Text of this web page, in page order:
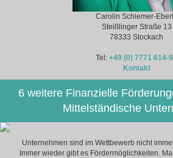
Carolin Schiemer-
Steißlinger Straße 13
78333 Stockach
Tel: +49 (0) 7771 614-
Kontakt
6 weitere Finanzielle
Mittelständische
Unternehmen sind im Wettbewerb nicht
Immer wieder gibt es Fördermöglichkeiten.